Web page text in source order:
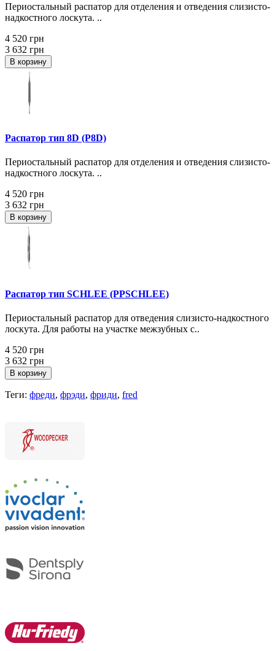
Периостальный распатор для отделения и отведения слизисто-
надкостного лоскута. ..
4 520 грн
3 632 грн
В корзину
Распатор тип 8D (P8D)
Периостальный распатор для отделения и отведения слизисто-
надкостного лоскута. ..
4 520 грн
3 632 грн
В корзину
Распатор тип SCHLEE (PPSCHLEE)
Периостальный распатор для отведения слизисто-надкостного
лоскута. Для работы на участке межзубных с..
4 520 грн
3 632 грн
В корзину
Теги: фреди, фрэди, фриди, fred